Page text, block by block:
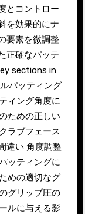
とコントロー
を効果的にナ
要素を微調整
正確なパッテ
sections in
パッティング
ィング角度に
ための正しい
ラブフェース
違い 角度調整
ッティングに
めの適切なグ
グリップ圧の
ルに与える影